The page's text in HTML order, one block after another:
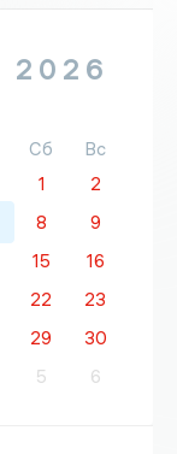
2026
Сб
Вс
1
2
8
9
15
16
22
23
29
30
5 6